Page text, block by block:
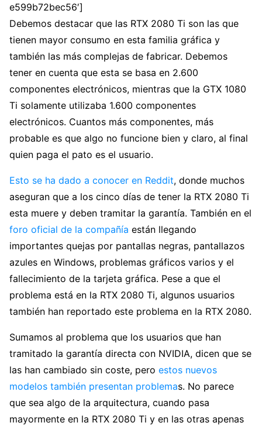
e599b72bec56′]
Debemos destacar que las RTX 2080 Ti son las que
tienen mayor consumo en esta familia gráfica y
también las más complejas de fabricar. Debemos
tener en cuenta que esta se basa en 2.600
componentes electrónicos, mientras que la GTX 1080
Ti solamente utilizaba 1.600 componentes
electrónicos. Cuantos más componentes, más
probable es que algo no funcione bien y claro, al final
quien paga el pato es el usuario.
Esto se ha dado a conocer en Reddit, donde muchos
aseguran que a los cinco días de tener la RTX 2080 Ti
esta muere y deben tramitar la garantía. También en el
foro oficial de la compañía están llegando
importantes quejas por pantallas negras, pantallazos
azules en Windows, problemas gráficos varios y el
fallecimiento de la tarjeta gráfica. Pese a que el
problema está en la RTX 2080 Ti, algunos usuarios
también han reportado este problema en la RTX 2080.
Sumamos al problema que los usuarios que han
tramitado la garantía directa con NVIDIA, dicen que se
las han cambiado sin coste, pero estos nuevos
modelos también presentan problemas. No parece
que sea algo de la arquitectura, cuando pasa
mayormente en la RTX 2080 Ti y en las otras apenas